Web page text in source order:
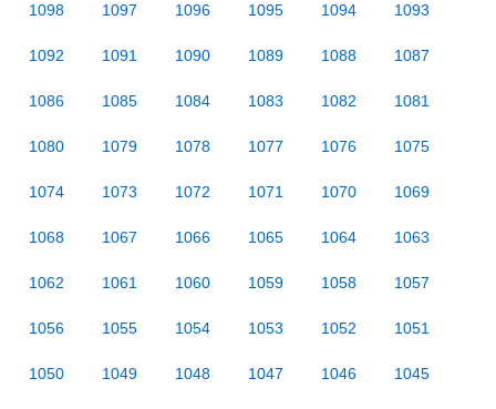
1098 1097 1096 1095 1094 1093
1092 1091 1090 1089 1088 1087
1086 1085 1084 1083 1082 1081
1080 1079 1078 1077 1076 1075
1074 1073 1072 1071 1070 1069
1068 1067 1066 1065 1064 1063
1062 1061 1060 1059 1058 1057
1056 1055 1054 1053 1052 1051
1050 1049 1048 1047 1046 1045